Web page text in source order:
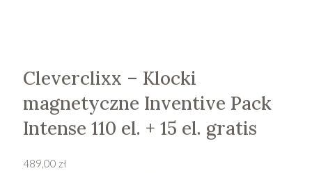
Cleverclixx – Klocki
magnetyczne Inventive Pack
Intense 110 el. + 15 el. gratis
489,00 zł